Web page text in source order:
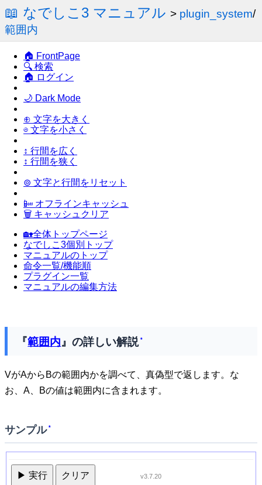
📖 なでしこ3 マニュアル > plugin_system/
範囲内
🏠 FrontPage
🔍 検索
🏠 ログイン
🌙 Dark Mode
⊕ 文字を大きく
⊖ 文字を小さく
↕ 行間を広く
↕ 行間を狭く
⊚ 文字と行間をリセット
📴 オフラインキャッシュ
🗑 キャッシュクリア
🏡全体トップページ
なでしこ3個別トップ
マニュアルのトップ
命令一覧/機能順
プラグイン一覧
マニュアルの編集方法
『範囲内』の詳しい解説 *
VがAからBの範囲内かを調べて、真偽型で返します。な
お、A、Bの値は範囲内に含まれます。
サンプル *
▶ 実行 クリア v3.7.20